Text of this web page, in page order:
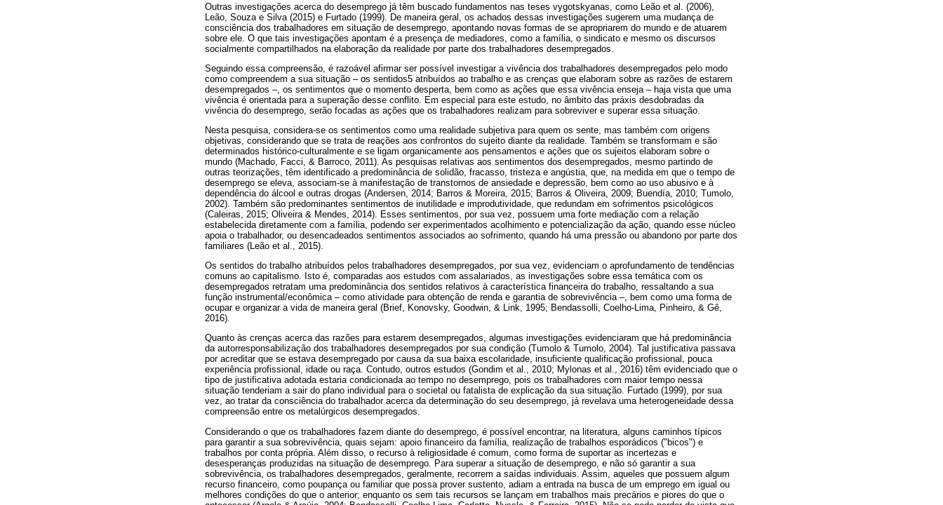
Outras investigações acerca do desemprego já têm buscado fundamentos nas teses vygotskyanas, como Leão et al. (2006),
Leão, Souza e Silva (2015) e Furtado (1999). De maneira geral, os achados dessas investigações sugerem uma mudança de
consciência dos trabalhadores em situação de desemprego, apontando novas formas de se apropriarem do mundo e de atuarem
sobre ele. O que tais investigações apontam é a presença de mediadores, como a família, o sindicato e mesmo os discursos
socialmente compartilhados na elaboração da realidade por parte dos trabalhadores desempregados.
Seguindo essa compreensão, é razoável afirmar ser possível investigar a vivência dos trabalhadores desempregados pelo modo
como compreendem a sua situação – os sentidos5 atribuídos ao trabalho e as crenças que elaboram sobre as razões de estarem
desempregados –, os sentimentos que o momento desperta, bem como as ações que essa vivência enseja – haja vista que uma
vivência é orientada para a superação desse conflito. Em especial para este estudo, no âmbito das práxis desdobradas da
vivência do desemprego, serão focadas as ações que os trabalhadores realizam para sobreviver e superar essa situação.
Nesta pesquisa, considera-se os sentimentos como uma realidade subjetiva para quem os sente, mas também com origens
objetivas, considerando que se trata de reações aos confrontos do sujeito diante da realidade. Também se transformam e são
determinados histórico-culturalmente e se ligam organicamente aos pensamentos e ações que os sujeitos elaboram sobre o
mundo (Machado, Facci, & Barroco, 2011). As pesquisas relativas aos sentimentos dos desempregados, mesmo partindo de
outras teorizações, têm identificado a predominância de solidão, fracasso, tristeza e angústia, que, na medida em que o tempo de
desemprego se eleva, associam-se à manifestação de transtornos de ansiedade e depressão, bem como ao uso abusivo e à
dependência do álcool e outras drogas (Andersen, 2014; Barros & Moreira, 2015; Barros & Oliveira, 2009; Buendía, 2010; Tumolo,
2002). Também são predominantes sentimentos de inutilidade e improdutividade, que redundam em sofrimentos psicológicos
(Caleiras, 2015; Oliveira & Mendes, 2014). Esses sentimentos, por sua vez, possuem uma forte mediação com a relação
estabelecida diretamente com a família, podendo ser experimentados acolhimento e potencialização da ação, quando esse núcleo
apoia o trabalhador, ou desencadeados sentimentos associados ao sofrimento, quando há uma pressão ou abandono por parte dos
familiares (Leão et al., 2015).
Os sentidos do trabalho atribuídos pelos trabalhadores desempregados, por sua vez, evidenciam o aprofundamento de tendências
comuns ao capitalismo. Isto é, comparadas aos estudos com assalariados, as investigações sobre essa temática com os
desempregados retratam uma predominância dos sentidos relativos à característica financeira do trabalho, ressaltando a sua
função instrumental/econômica – como atividade para obtenção de renda e garantia de sobrevivência –, bem como uma forma de
ocupar e organizar a vida de maneira geral (Brief, Konovsky, Goodwin, & Link, 1995; Bendassolli, Coelho-Lima, Pinheiro, & Gê,
2016).
Quanto às crenças acerca das razões para estarem desempregados, algumas investigações evidenciaram que há predominância
da autorresponsabilização dos trabalhadores desempregados por sua condição (Tumolo & Tumolo, 2004). Tal justificativa passava
por acreditar que se estava desempregado por causa da sua baixa escolaridade, insuficiente qualificação profissional, pouca
experiência profissional, idade ou raça. Contudo, outros estudos (Gondim et al., 2010; Mylonas et al., 2016) têm evidenciado que o
tipo de justificativa adotada estaria condicionada ao tempo no desemprego, pois os trabalhadores com maior tempo nessa
situação tenderiam a sair do plano individual para o societal ou fatalista de explicação da sua situação. Furtado (1999), por sua
vez, ao tratar da consciência do trabalhador acerca da determinação do seu desemprego, já revelava uma heterogeneidade dessa
compreensão entre os metalúrgicos desempregados.
Considerando o que os trabalhadores fazem diante do desemprego, é possível encontrar, na literatura, alguns caminhos típicos
para garantir a sua sobrevivência, quais sejam: apoio financeiro da família, realização de trabalhos esporádicos ("bicos") e
trabalhos por conta própria. Além disso, o recurso à religiosidade é comum, como forma de suportar as incertezas e
desesperanças produzidas na situação de desemprego. Para superar a situação de desemprego, e não só garantir a sua
sobrevivência, os trabalhadores desempregados, geralmente, recorrem a saídas individuais. Assim, aqueles que possuem algum
recurso financeiro, como poupança ou familiar que possa prover sustento, adiam a entrada na busca de um emprego em igual ou
melhores condições do que o anterior; enquanto os sem tais recursos se lançam em trabalhos mais precários e piores do que o